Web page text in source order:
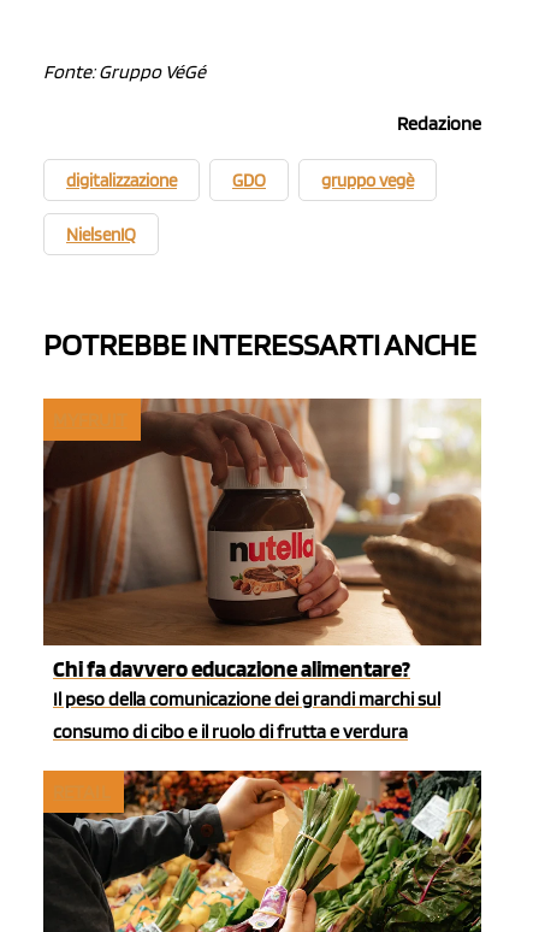
Fonte: Gruppo VéGé
Redazione
digitalizzazione GDO gruppo vegè
NielsenIQ
POTREBBE INTERESSARTI ANCHE
Chi fa davvero educazione alimentare?
Il peso della comunicazione dei grandi marchi sul
consumo di cibo e il ruolo di frutta e verdura